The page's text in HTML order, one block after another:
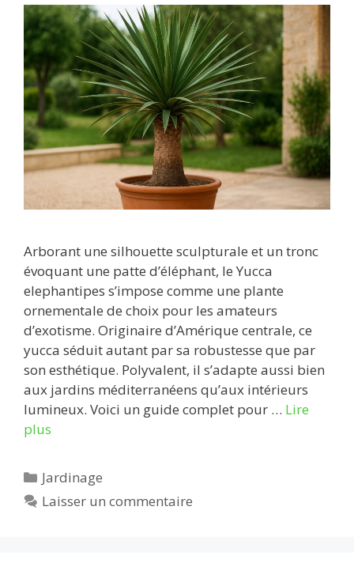
Arborant une silhouette sculpturale et un tronc
évoquant une patte d’éléphant, le Yucca
elephantipes s’impose comme une plante
ornementale de choix pour les amateurs
d’exotisme. Originaire d’Amérique centrale, ce
yucca séduit autant par sa robustesse que par
son esthétique. Polyvalent, il s’adapte aussi bien
aux jardins méditerranéens qu’aux intérieurs
lumineux. Voici un guide complet pour … Lire
plus
Catégories
Jardinage
Laisser un commentaire